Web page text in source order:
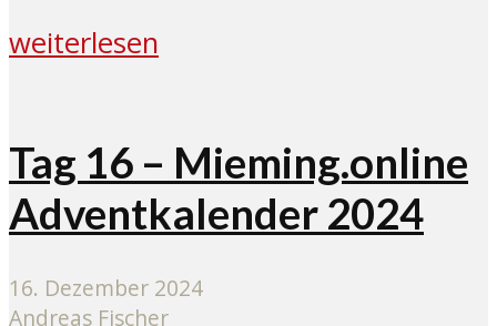
weiterlesen
Tag 16 – Mieming.online
Adventkalender 2024
16. Dezember 2024
Andreas Fischer